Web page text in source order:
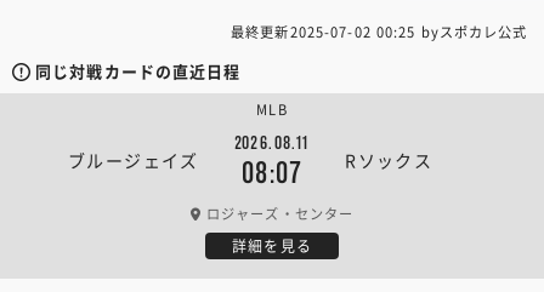
最終更新2025-07-02 00:25 byスポカレ公式
同じ対戦カードの直近日程
ブルージェイズ
2026.08.11
08:07 Rソックス
MLB
ロジャーズ・センター
詳細を見る